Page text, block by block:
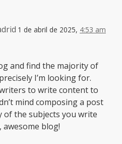
1 de abril de 2025, 4:53 am
and find the majority of
I’m looking for.
to write content to
mind composing a post
the subjects you write
awesome blog!